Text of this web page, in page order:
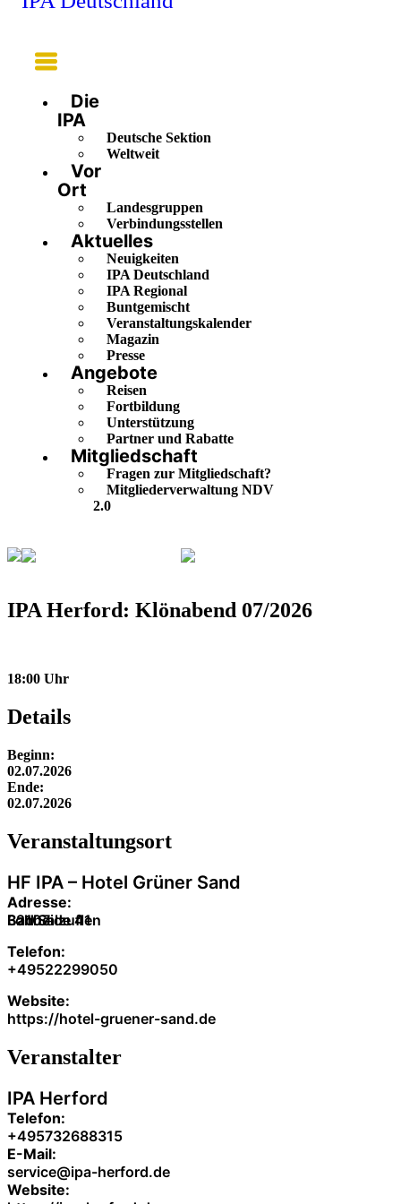
Main
Menu
Die
IPA
Deutsche Sektion
Weltweit
Vor
Ort
Landesgruppen
Verbindungsstellen
Aktuelles
Neuigkeiten
IPA Deutschland
IPA Regional
Buntgemischt
Veranstaltungskalender
Magazin
Presse
Angebote
Reisen
Fortbildung
Unterstützung
Partner und Rabatte
Mitgliedschaft
Fragen zur Mitgliedschaft?
Mitgliederverwaltung NDV
2.0
IPA Herford: Klönabend 07/2026
18:00 Uhr
Details
Beginn:
02.07.2026
Ende:
02.07.2026
Veranstaltung­sort
HF IPA – Hotel Grüner Sand
Adresse:
Lohheide 41
32107
Bad Salzuflen
Telefon:
+49522299050
Website:
https://hotel-gruener-sand.de
Veranstalter
IPA Herford
Telefon:
+495732688315
E-Mail:
service@ipa-herford.de
Website: